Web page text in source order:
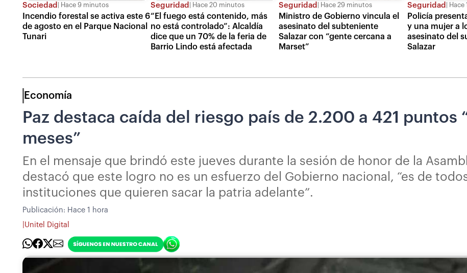
Sociedad Hace 9 minutos
Incendio forestal se activa este 6
de agosto en el Parque Nacional
Tunari
Seguridad Hace 20 minutos
“El fuego está contenido, más
no está controlado”: Alcaldía
dice que un 70% de la feria de
Barrio Lindo está afectada
Seguridad Hace 29 minutos
Ministro de Gobierno vincula el
asesinato del subteniente
Salazar con “gente cercana a
Marset”
Seguridad Hace
Policía
y una mujer a
asesinato del
Salazar
Economía
Paz destaca caída del riesgo país de 2.200 a 421 puntos
meses”
En el mensaje que brindó este jueves durante la sesión de honor de la
destacó que este logro no es un esfuerzo del Gobierno nacional, “es de
instituciones que quieren sacar la patria adelante”.
Publicación: Hace 1 hora
Unitel Digital